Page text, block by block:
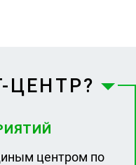
ЦЕНТР?
центром по